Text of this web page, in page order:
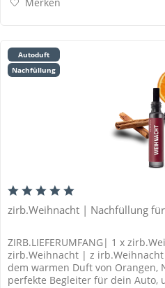
Autoduft
Nachfüllung
zirb.Weihnacht | Nachfüllung
ZIRB.LIEFERUMFANG| 1 x
zirb.Weihnacht | z
dem warmen Duft von Orangen,
perfekte Begleiter für dein Auto,